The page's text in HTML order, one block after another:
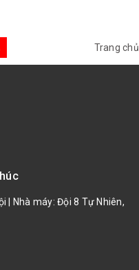
Trang chủ
| Nhà máy: Đội 8 Tự Nhiên,